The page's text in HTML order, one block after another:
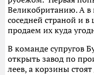
Великобританию. А в
соседней страной и
продаем их куда
В команде супругов
открыть завод по
леев, а корзины